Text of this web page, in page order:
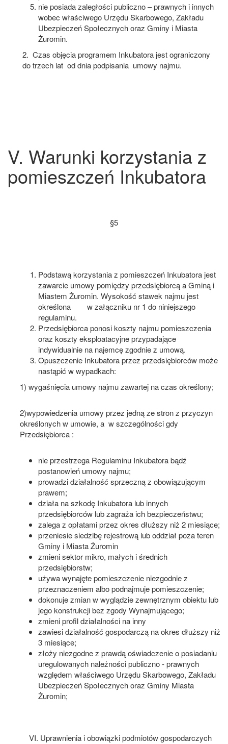
nie posiada zaległości publiczno – prawnych i innych
wobec właściwego Urzędu Skarbowego, Zakładu
Ubezpieczeń Społecznych oraz Gminy i Miasta
Żuromin.
2. Czas objęcia programem Inkubatora jest ograniczony
do trzech lat od dnia podpisania umowy najmu.
V. Warunki korzystania z
pomieszczeń Inkubatora
§5
Podstawą korzystania z pomieszczeń Inkubatora jest
zawarcie umowy pomiędzy przedsiębiorcą a Gminą i
Miastem Żuromin. Wysokość stawek najmu jest
określona w załączniku nr 1 do niniejszego
regulaminu.
Przedsiębiorca ponosi koszty najmu pomieszczenia
oraz koszty eksploatacyjne przypadające
indywidualnie na najemcę zgodnie z umową.
Opuszczenie Inkubatora przez przedsiębiorców może
nastąpić w wypadkach:
1) wygaśnięcia umowy najmu zawartej na czas określony;
2)wypowiedzenia umowy przez jedną ze stron z przyczyn
określonych w umowie, a w szczególności gdy
Przedsiębiorca :
nie przestrzega Regulaminu Inkubatora bądź
postanowień umowy najmu;
prowadzi działalność sprzeczną z obowiązującym
prawem;
działa na szkodę Inkubatora lub innych
przedsiębiorców lub zagraża ich bezpieczeństwu;
zalega z opłatami przez okres dłuższy niż 2 miesiące;
przeniesie siedzibę rejestrową lub oddział poza teren
Gminy i Miasta Żuromin
zmieni sektor mikro, małych i średnich
przedsiębiorstw;
używa wynajęte pomieszczenie niezgodnie z
przeznaczeniem albo podnajmuje pomieszczenie;
dokonuje zmian w wyglądzie zewnętrznym obiektu lub
jego konstrukcji bez zgody Wynajmującego;
zmieni profil działalności na inny
zawiesi działalność gospodarczą na okres dłuższy niż
3 miesiące;
złoży niezgodne z prawdą oświadczenie o posiadaniu
uregulowanych należności publiczno - prawnych
względem właściwego Urzędu Skarbowego, Zakładu
Ubezpieczeń Społecznych oraz Gminy Miasta
Żuromin;
VI. Uprawnienia i obowiązki podmiotów gospodarczych